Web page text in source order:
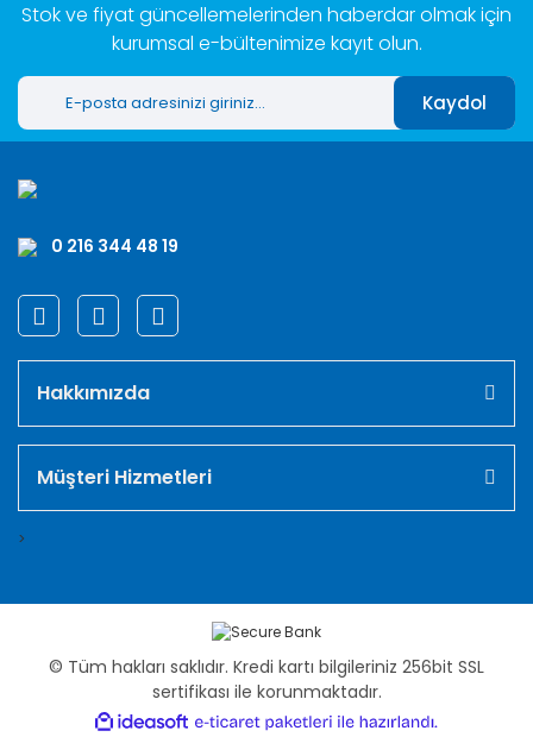
Stok ve fiyat güncellemelerinden haberdar olmak için
kurumsal e-bültenimize kayıt olun.
Kaydol
0 216 344 48 19
Hakkımızda
Müşteri Hizmetleri
>
© Tüm hakları saklıdır. Kredi kartı bilgileriniz 256bit SSL
sertifikası ile korunmaktadır.
ideasoft
e-